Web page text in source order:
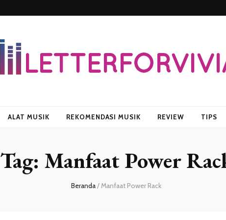
ALAT MUSIK REKOMENDASI MUSIK REVIEW TIPS
Tag: Manfaat Power
Beranda/Manfaat Power Rack